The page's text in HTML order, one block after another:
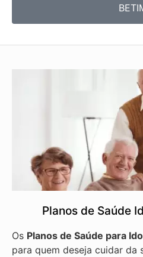
Planos de Saúde
Os Planos de Saúde para
para quem deseja cuidar da